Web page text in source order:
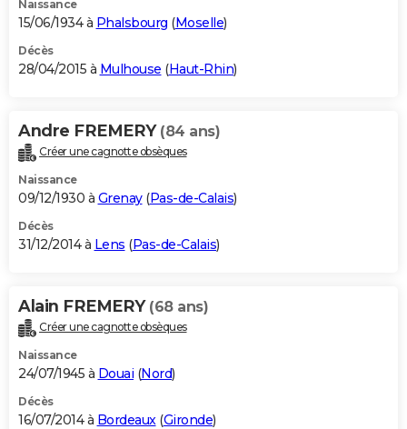
Naissance
15/06/1934 à Phalsbourg (Moselle)
Décès
28/04/2015 à Mulhouse (Haut-Rhin)
Andre FREMERY (84 ans)
Créer une cagnotte obsèques
Naissance
09/12/1930 à Grenay(Pas-de-Calais)
Décès
31/12/2014 à Lens (Pas-de-Calais)
Alain FREMERY (68 ans)
Créer une cagnotte obsèques
Naissance
24/07/1945 à Douai (Nord)
Décès
16/07/2014 à Bordeaux(Gironde)